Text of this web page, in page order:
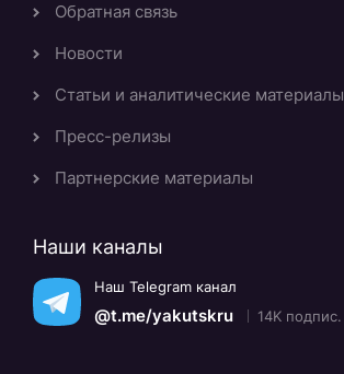
Обратная связь
Новости
Статьи и аналитические материалы
Пресс-релизы
Партнерские материалы
Наши каналы
Наш Telegram канал
@t.me/yakutskru 14K подпис.